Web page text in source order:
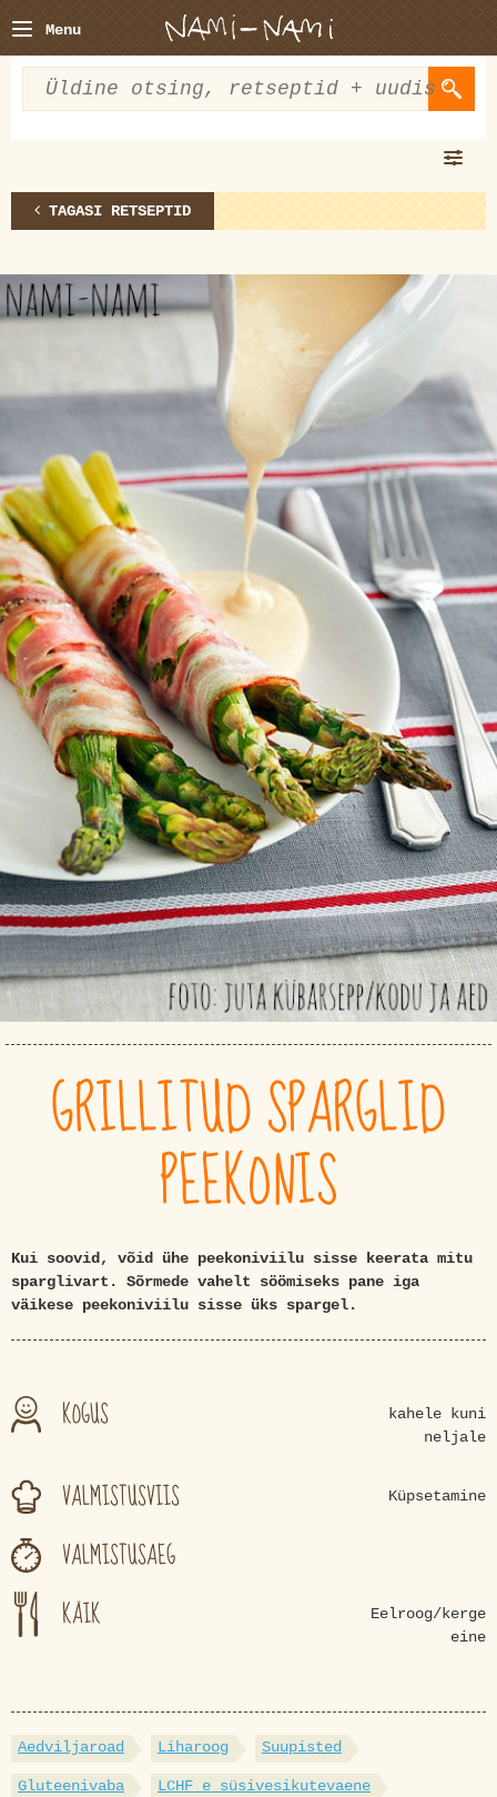
Menu
TAGASI RETSEPTID
GRILLITUD SPARGLID
PEEKONIS
Kui soovid, võid ühe peekoniviilu sisse keerata mitu
sparglivart. Sõrmede vahelt söömiseks pane iga
väikese peekoniviilu sisse üks spargel.
KOGUS
kahele kuni
neljale
VALMISTUSVIIS Küpsetamine
VALMISTUSAEG
KÄIK
Eelroog/kerge
eine
Aedviljaroad Liharoog Suupisted
Gluteenivaba LCHF e süsivesikutevaene